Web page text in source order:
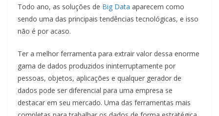
Todo ano, as soluções de Big Data aparecem como
sendo uma das principais tendências tecnológicas, e isso
não é por acaso.
Ter a melhor ferramenta para extrair valor dessa enorme
gama de dados produzidos ininterruptamente por
pessoas, objetos, aplicações e qualquer gerador de
dados pode ser diferencial para uma empresa se
destacar em seu mercado. Uma das ferramentas mais